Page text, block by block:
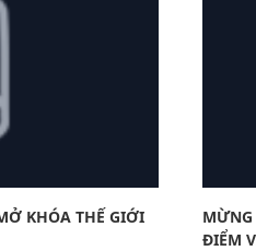
KHÓA THẾ GIỚI
ĐIỂM